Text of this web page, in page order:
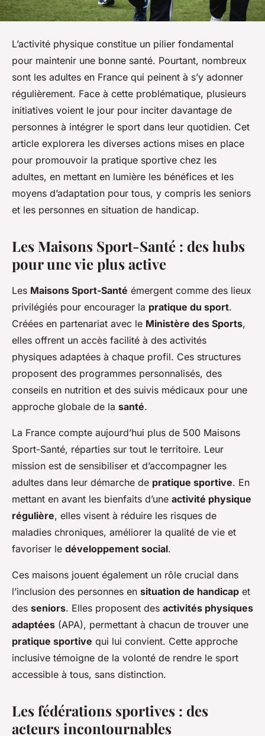
L’activité physique constitue un pilier fondamental
pour maintenir une bonne santé. Pourtant, nombreux
sont les adultes en France qui peinent à s’y adonner
régulièrement. Face à cette problématique, plusieurs
initiatives voient le jour pour inciter davantage de
personnes à intégrer le sport dans leur quotidien. Cet
article explorera les diverses actions mises en place
pour promouvoir la pratique sportive chez les
adultes, en mettant en lumière les bénéfices et les
moyens d’adaptation pour tous, y compris les seniors
et les personnes en situation de handicap.
Les Maisons Sport-Santé : des hubs
pour une vie plus active
Les Maisons Sport-Santé émergent comme des lieux
privilégiés pour encourager la pratique du sport.
Créées en partenariat avec le Ministère des Sports,
elles offrent un accès facilité à des activités
physiques adaptées à chaque profil. Ces structures
proposent des programmes personnalisés, des
conseils en nutrition et des suivis médicaux pour une
approche globale de la santé.
La France compte aujourd’hui plus de 500 Maisons
Sport-Santé, réparties sur tout le territoire. Leur
mission est de sensibiliser et d’accompagner les
adultes dans leur démarche de pratique sportive. En
mettant en avant les bienfaits d’une activité physique
régulière, elles visent à réduire les risques de
maladies chroniques, améliorer la qualité de vie et
favoriser le développement social.
Ces maisons jouent également un rôle crucial dans
l’inclusion des personnes en situation de handicap et
des seniors. Elles proposent des activités physiques
adaptées (APA), permettant à chacun de trouver une
pratique sportive qui lui convient. Cette approche
inclusive témoigne de la volonté de rendre le sport
accessible à tous, sans distinction.
Les fédérations sportives : des
acteurs incontournables